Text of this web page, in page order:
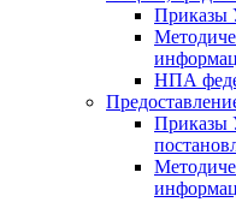
Приказы
НПА
Приказы